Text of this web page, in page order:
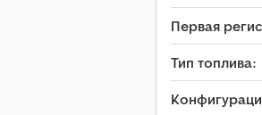
Первая
Тип топлива: